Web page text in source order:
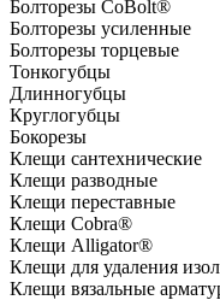
Болторезы CoBolt®
Болторезы усиленные
Болторезы торцевые
Тонкогубцы
Длинногубцы
Круглогубцы
Бокорезы
Клещи сантехнические
Клещи разводные
Клещи переставные
Клещи Cobra®
Клещи Alligator®
Клещи для удаления
Клещи вязальные